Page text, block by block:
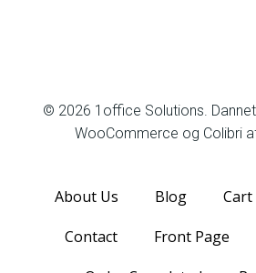
© 2026 1office Solutions.
WooCommerce og Colibri
About Us Blog Cart
Contact
Front Page